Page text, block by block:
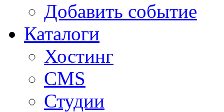
Добавить событие
Каталоги
Хостинг
CMS
Студии